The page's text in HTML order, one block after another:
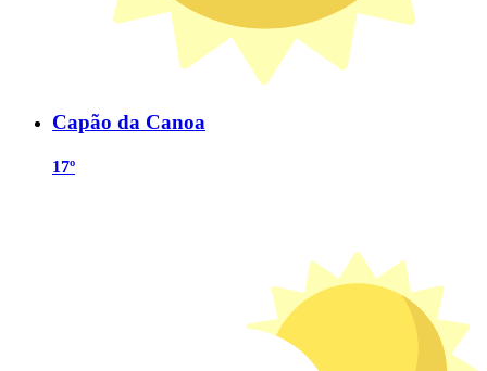
Capão da Canoa
17º